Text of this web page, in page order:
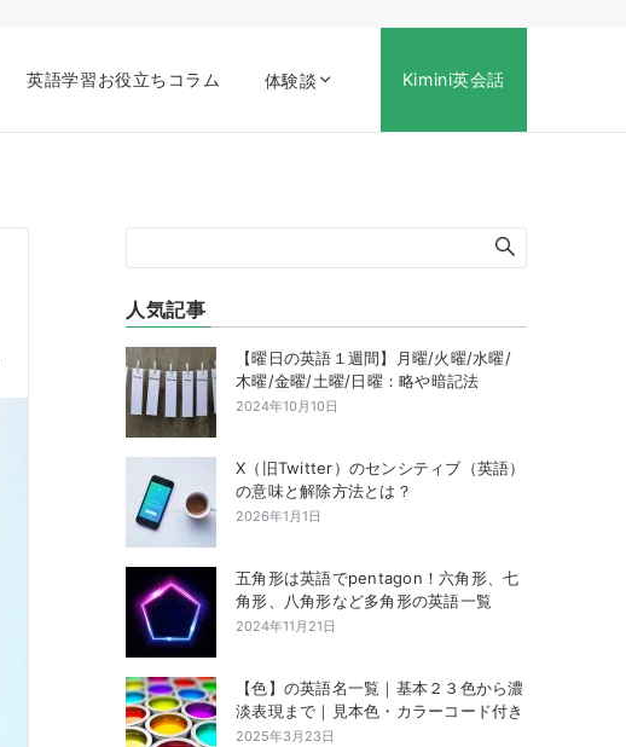
英語学習お役立ちコラム 体験談 Kimini英会話
人気記事
【曜日の英語１週間】月曜/火曜/水曜/
木曜/金曜/土曜/日曜：略や暗記法
2024年10月10日
X（旧Twitter）のセンシティブ（英語）
の意味と解除方法とは？
2026年1月1日
五角形は英語でpentagon！六角形、七
角形、八角形など多角形の英語一覧
2024年11月21日
【色】の英語名一覧｜基本２３色から濃
淡表現まで｜見本色・カラーコード付き
2025年3月23日